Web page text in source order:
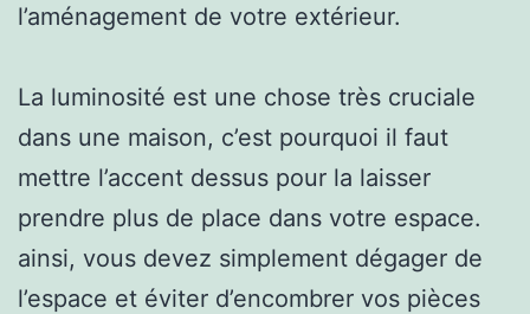
l’aménagement de votre extérieur.
La luminosité est une chose très cruciale
dans une maison, c’est pourquoi il faut
mettre l’accent dessus pour la laisser
prendre plus de place dans votre espace.
ainsi, vous devez simplement dégager de
l’espace et éviter d’encombrer vos pièces